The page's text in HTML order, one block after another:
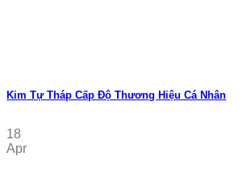
Kim Tự Tháp Cấp Độ Thương Hiệu Cá Nhân
18
Apr